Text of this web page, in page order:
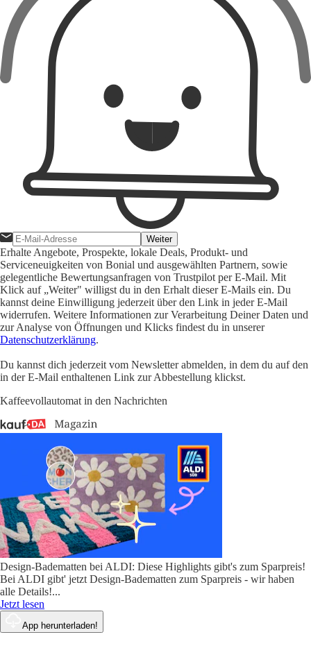
Weiter
Erhalte Angebote, Prospekte, lokale Deals, Produkt- und
Serviceneuigkeiten von Bonial und ausgewählten Partnern, sowie
gelegentliche Bewertungsanfragen von Trustpilot per E-Mail. Mit
Klick auf „Weiter" willigst du in den Erhalt dieser E-Mails ein. Du
kannst deine Einwilligung jederzeit über den Link in jeder E-Mail
widerrufen. Weitere Informationen zur Verarbeitung Deiner Daten und
zur Analyse von Öffnungen und Klicks findest du in unserer
Datenschutzerklärung.
Du kannst dich jederzeit vom Newsletter abmelden, in dem du auf den
in der E-Mail enthaltenen Link zur Abbestellung klickst.
Kaffeevollautomat in den Nachrichten
Design-Badematten bei ALDI: Diese Highlights gibt's zum Sparpreis!
Bei ALDI gibt' jetzt Design-Badematten zum Sparpreis - wir haben
alle Details!...
Jetzt lesen
App herunterladen!